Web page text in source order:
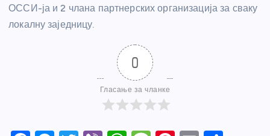
ОССИ-ја и 2 члана партнерских организација за сваку
локалну заједницу.
0
Гласање за чланке